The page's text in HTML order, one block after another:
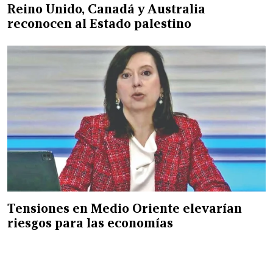
Reino Unido, Canadá y Australia
reconocen al Estado palestino
Tensiones en Medio Oriente elevarían
riesgos para las economías